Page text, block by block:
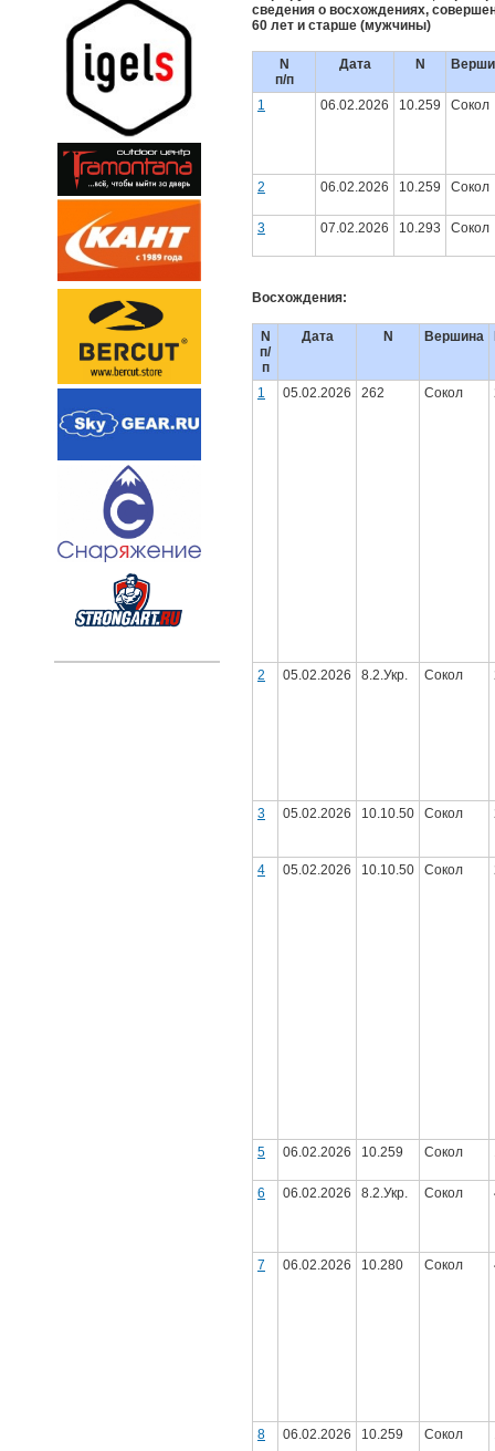
сведения о восхождениях,
60 лет и старше (мужчины)
N
п/п
Дата N
1 06.02.2026 10.259 Сокол
2 06.02.2026 10.259 Сокол
3 07.02.2026 10.293 Сокол
Восхождения:
N
п/
п
Дата N Вершина
1 05.02.2026 262 Сокол
2 05.02.2026 8.2.Укр. Сокол
3 05.02.2026 10.10.50 Сокол
4 05.02.2026 10.10.50 Сокол
5 06.02.2026 10.259 Сокол
6 06.02.2026 8.2.Укр. Сокол
7 06.02.2026 10.280 Сокол
8 06.02.2026 10.259 Сокол